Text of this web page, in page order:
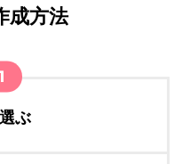
成方法
ぶ